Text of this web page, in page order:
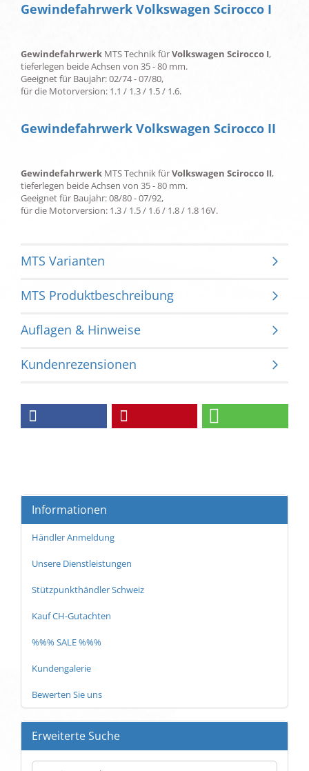
Gewindefahrwerk Volkswagen Scirocco I
Gewindefahrwerk MTS Technik fürVolkswagen Scirocco I,
tieferlegen beide Achsen von 35 - 80 mm.
Geeignet für Baujahr: 02/74 - 07/80,
für die Motorversion: 1.1 / 1.3 / 1.5 / 1.6.
Gewindefahrwerk Volkswagen Scirocco II
Gewindefahrwerk MTS Technik fürVolkswagen Scirocco II,
tieferlegen beide Achsen von 35 - 80 mm.
Geeignet für Baujahr: 08/80 - 07/92,
für die Motorversion: 1.3 / 1.5 / 1.6 / 1.8 / 1.8 16V.
MTS Varianten
MTS Produktbeschreibung
Auflagen & Hinweise
Kundenrezensionen
Informationen
Händler Anmeldung
Unsere Dienstleistungen
Stützpunkthändler Schweiz
Kauf CH-Gutachten
%%% SALE %%%
Kundengalerie
Bewerten Sie uns
Erweiterte Suche
Erweiterte